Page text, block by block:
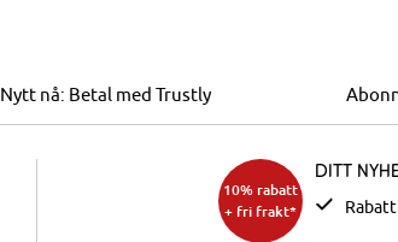
Nytt nå: Betal med Trustly
10% rabatt
+ fri frakt*
Ditt